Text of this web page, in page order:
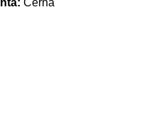
Černá